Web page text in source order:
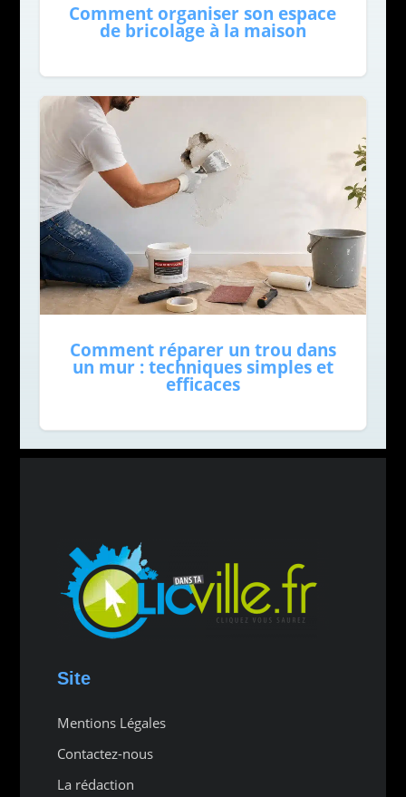
Comment organiser son espace
de bricolage à la maison
Comment réparer un trou dans
un mur : techniques simples et
efficaces
Site
Mentions Légales
Contactez-nous
La rédaction